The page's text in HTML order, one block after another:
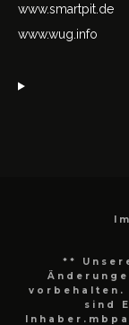
www.smartpit.de
www.wug.info
**
vorbehalten.
sind